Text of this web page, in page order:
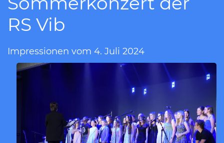
RS Vib
Impressionen vom 4. Juli 2024